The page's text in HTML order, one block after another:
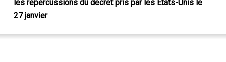
les répercussions du décret pris par les États-Unis le
27 janvier